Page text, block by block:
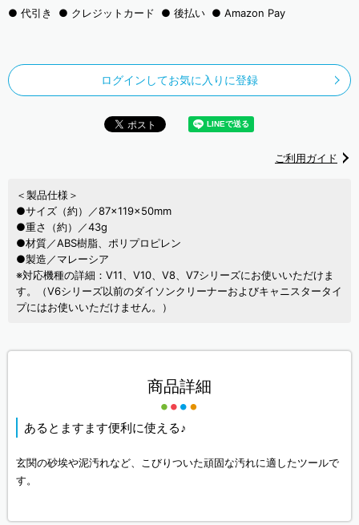
代引き
クレジットカード 後払い Amazon Pay
ログインしてお気に入りに登録
ご利用ガイド
＜製品仕様＞
●サイズ（約）／87×119×50mm
●重さ（約）／43g
●材質／ABS樹脂、ポリプロピレン
●製造／マレーシア
※対応機種の詳細：V11、V10、V8、V7シリーズにお使いいただけま
す。（V6シリーズ以前のダイソンクリーナーおよびキャニスタータイ
プにはお使いいただけません。）
商品詳細
あるとますます便利に使える♪
玄関の砂埃や泥汚れなど、こびりついた頑固な汚れに適したツールで
す。